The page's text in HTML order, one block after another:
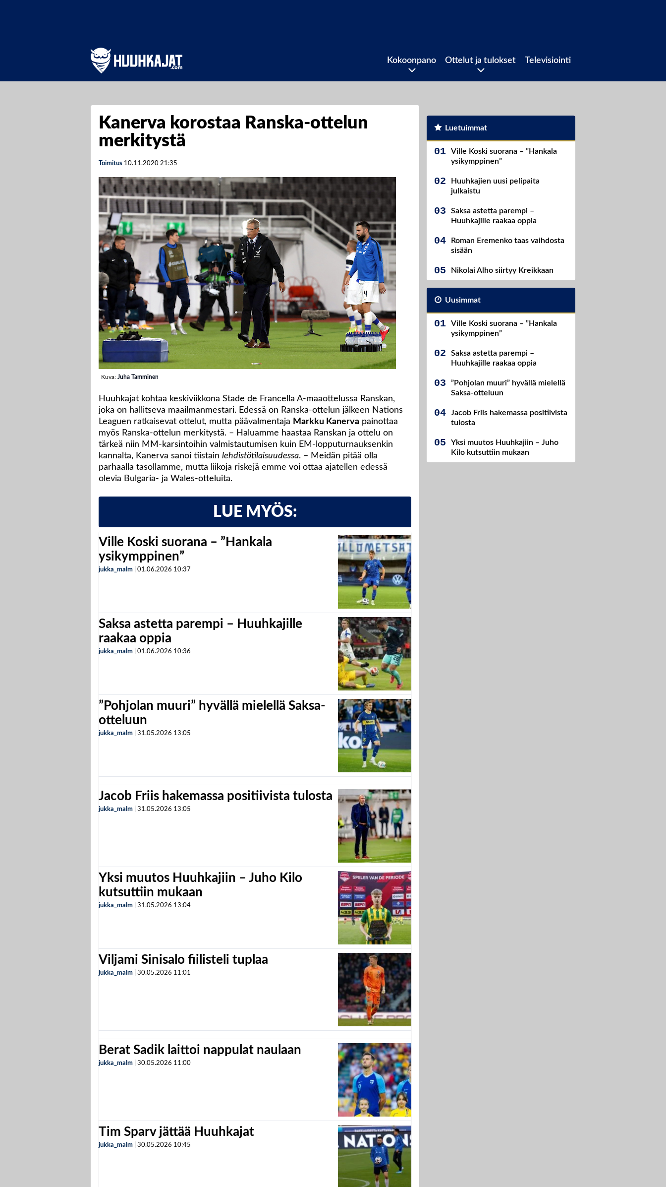
Kokoonpano Ottelut ja tulokset Televisiointi
Kanerva korostaa Ranska-ottelun
merkitystä
Toimitus 10.11.2020 21:35
Kuva: Juha Tamminen
Huuhkajat kohtaa keskiviikkona Stade de Francella A-maaottelussa Ranskan,
joka on hallitseva maailmanmestari. Edessä on Ranska-ottelun jälkeen Nations
Leaguen ratkaisevat ottelut, mutta päävalmentaja Markku Kanerva painottaa
myös Ranska-ottelun merkitystä. – Haluamme haastaa Ranskan ja ottelu on
tärkeä niin MM-karsintoihin valmistautumisen kuin EM-lopputurnauksenkin
kannalta, Kanerva sanoi tiistain lehdistötilaisuudessa. – Meidän pitää olla
parhaalla tasollamme, mutta liikoja riskejä emme voi ottaa ajatellen edessä
olevia Bulgaria- ja Wales-otteluita.
LUE MYÖS:
Ville Koski suorana – ”Hankala
ysikymppinen”
jukka_malm 01.06.2026 10:37
Saksa astetta parempi – Huuhkajille
raakaa oppia
jukka_malm 01.06.2026 10:36
”Pohjolan muuri” hyvällä mielellä Saksa-
otteluun
jukka_malm 31.05.2026 13:05
Jacob Friis hakemassa positiivista tulosta
jukka_malm 31.05.2026 13:05
Yksi muutos Huuhkajiin – Juho Kilo
kutsuttiin mukaan
jukka_malm 31.05.2026 13:04
Viljami Sinisalo fiilisteli tuplaa
jukka_malm 30.05.2026 11:01
Berat Sadik laittoi nappulat naulaan
jukka_malm 30.05.2026 11:00
Tim Sparv jättää Huuhkajat
jukka_malm 30.05.2026 10:45
Luetuimmat
Ville Koski suorana – ”Hankala
ysikymppinen”
Huuhkajien uusi pelipaita
julkaistu
Saksa astetta parempi –
Huuhkajille raakaa oppia
Roman Eremenko taas vaihdosta
sisään
Nikolai Alho siirtyy Kreikkaan
Uusimmat
Ville Koski suorana – ”Hankala
ysikymppinen”
Saksa astetta parempi –
Huuhkajille raakaa oppia
”Pohjolan muuri” hyvällä mielellä
Saksa-otteluun
Jacob Friis hakemassa positiivista
tulosta
Yksi muutos Huuhkajiin – Juho
Kilo kutsuttiin mukaan